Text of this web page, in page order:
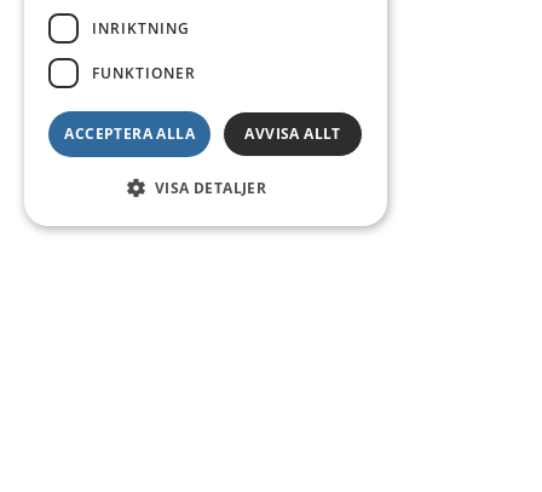
INRIKTNING
FUNKTIONER
ACCEPTERA ALLA AVVISA ALLT
VISA DETALJER